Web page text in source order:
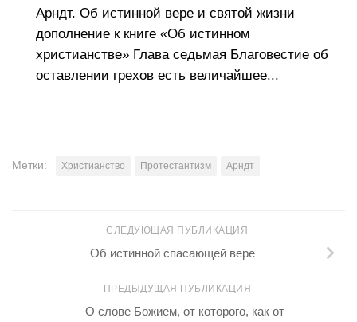
Арндт. Об истинной вере и святой жизни
дополнение к книге «Об истинном
христианстве» Глава седьмая Благовестие об
оставлении грехов есть величайшее...
Метки: Христианство Протестантизм Арндт
СЛЕДУЮЩАЯ ПУБЛИКАЦИЯ
Об истинной спасающей вере
ПРЕДЫДУЩАЯ ПУБЛИКАЦИЯ
О слове Божием, от которого, как от